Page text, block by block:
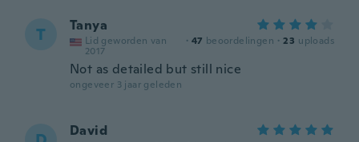
T Tanya
Lid geworden van
2017
· 47 beoordelingen · 23 uploads
Not as detailed but still nice
ongeveer 3 jaar geleden
David